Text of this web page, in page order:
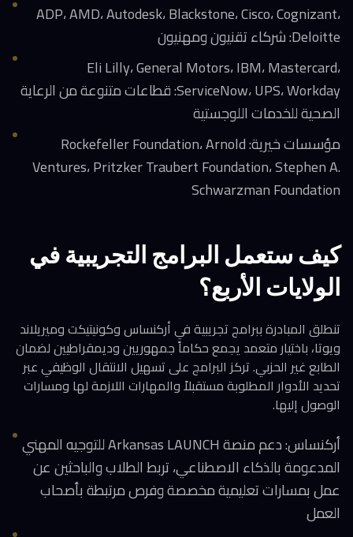
ADP، AMD، Autodesk، Blackstone، Cisco، Cognizant،
Deloitte: شركاء تقنيون ومهنيون
Eli Lilly، General Motors، IBM، Mastercard،
ServiceNow، UPS، Workday: قطاعات متنوعة من الرعاية
الصحية للخدمات اللوجستية
مؤسسات خيرية: Rockefeller Foundation، Arnold
Ventures، Pritzker Traubert Foundation، Stephen A.
Schwarzman Foundation
كيف ستعمل البرامج التجريبية في
الولايات الأربع؟
تنطلق المبادرة ببرامج تجريبية في أركنساس وكونيتيكت وميريلاند
ويوتا، باختيار متعمد يجمع حكاماً جمهوريين وديمقراطيين لضمان
الطابع غير الحزبي. تركز البرامج على تسهيل الانتقال الوظيفي عبر
تحديد الأدوار المطلوبة مستقبلاً والمهارات اللازمة لها ومسارات
الوصول إليها.
أركنساس: دعم منصة Arkansas LAUNCH للتوجيه المهني
المدعومة بالذكاء الاصطناعي، تربط الطلاب والباحثين عن
عمل بمسارات تعليمية مخصصة وفرص مرتبطة بأصحاب
العمل